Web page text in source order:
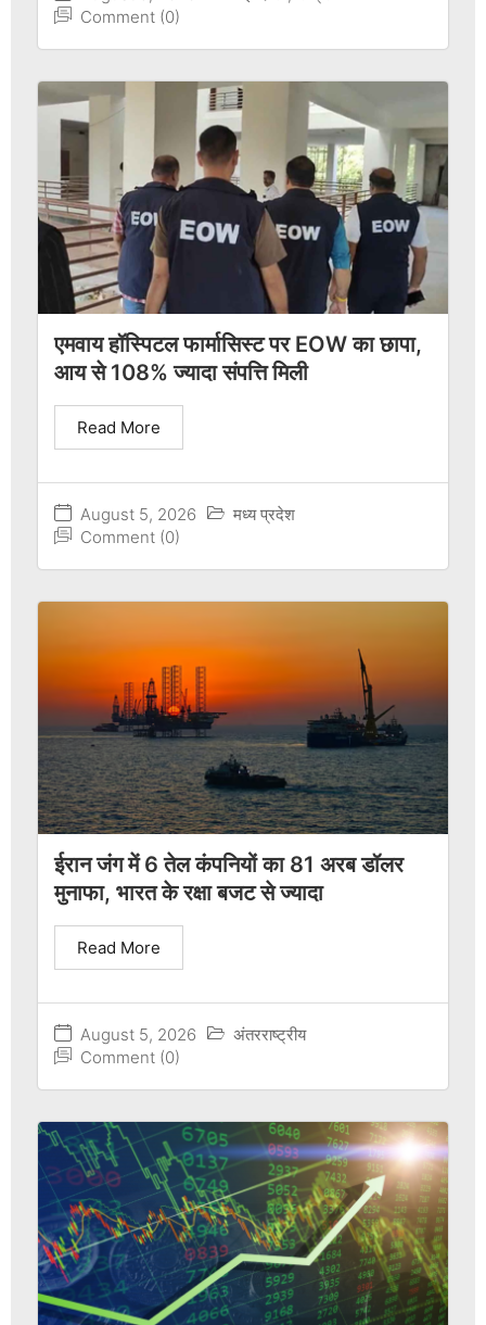
Comment (0)
एमवाय हॉस्पिटल फार्मासिस्ट पर EOW का छापा,
आय से 108% ज्यादा संपत्ति मिली
August 5, 2026
मध्य प्रदेश
Comment (0)
Read More
ईरान जंग में 6 तेल कंपनियों का 81 अरब डॉलर
मुनाफा, भारत के रक्षा बजट से ज्यादा
August 5, 2026
अंतरराष्ट्रीय
Comment (0)
Read More